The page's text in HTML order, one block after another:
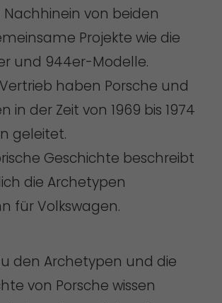
von beiden
Projekte wie die
und 944er-Modelle.
haben Porsche und
in der Zeit von 1969 bis 1974
geleitet.
Geschichte beschreibt
die Archetypen
für Volkswagen.
den Archetypen und die
von Porsche wissen